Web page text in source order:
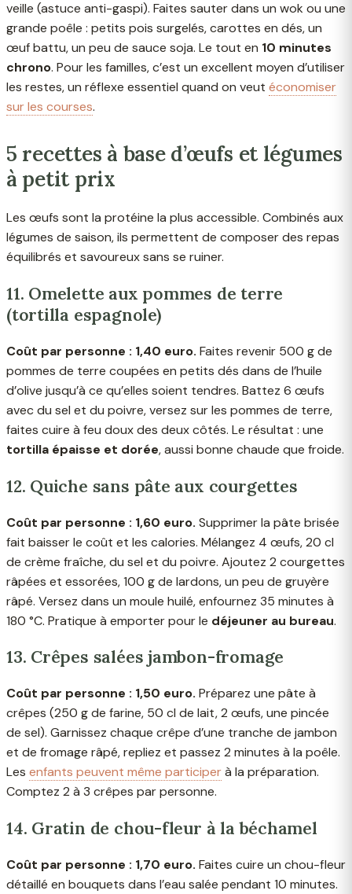
veille (astuce anti-gaspi). Faites sauter dans un wok ou une
grande poêle : petits pois surgelés, carottes en dés, un
œuf battu, un peu de sauce soja. Le tout en 10 minutes
chrono. Pour les familles, c’est un excellent moyen d’utiliser
les restes, un réflexe essentiel quand on veut économiser
sur les courses.
5 recettes à base d’œufs et légumes
à petit prix
Les œufs sont la protéine la plus accessible. Combinés aux
légumes de saison, ils permettent de composer des repas
équilibrés et savoureux sans se ruiner.
11. Omelette aux pommes de terre
(tortilla espagnole)
Coût par personne : 1,40 euro. Faites revenir 500 g de
pommes de terre coupées en petits dés dans de l’huile
d’olive jusqu’à ce qu’elles soient tendres. Battez 6 œufs
avec du sel et du poivre, versez sur les pommes de terre,
faites cuire à feu doux des deux côtés. Le résultat : une
tortilla épaisse et dorée, aussi bonne chaude que froide.
12. Quiche sans pâte aux courgettes
Coût par personne : 1,60 euro. Supprimer la pâte brisée
fait baisser le coût et les calories. Mélangez 4 œufs, 20 cl
de crème fraîche, du sel et du poivre. Ajoutez 2 courgettes
râpées et essorées, 100 g de lardons, un peu de gruyère
râpé. Versez dans un moule huilé, enfournez 35 minutes à
180 °C. Pratique à emporter pour le déjeuner au bureau.
13. Crêpes salées jambon-fromage
Coût par personne : 1,50 euro. Préparez une pâte à
crêpes (250 g de farine, 50 cl de lait, 2 œufs, une pincée
de sel). Garnissez chaque crêpe d’une tranche de jambon
et de fromage râpé, repliez et passez 2 minutes à la poêle.
Les enfants peuvent même participerà la préparation.
Comptez 2 à 3 crêpes par personne.
14. Gratin de chou-fleur à la béchamel
Coût par personne : 1,70 euro. Faites cuire un chou-fleur
détaillé en bouquets dans l’eau salée pendant 10 minutes.